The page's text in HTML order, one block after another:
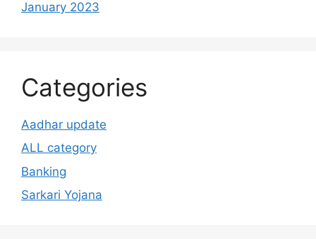
January 2023
Categories
Aadhar update
ALL category
Banking
Sarkari Yojana